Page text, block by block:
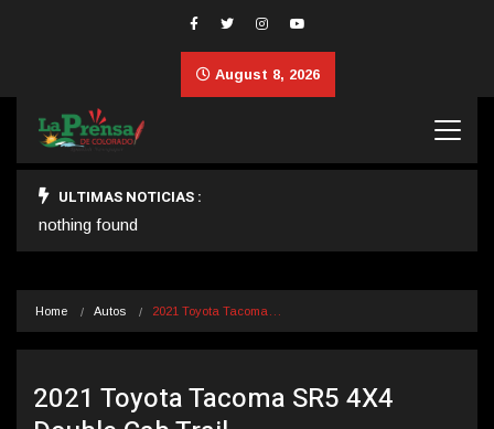
August 8, 2026
ULTIMAS NOTICIAS :
nothing found
Home Autos 2021 Toyota Tacoma…
2021 Toyota Tacoma SR5 4X4